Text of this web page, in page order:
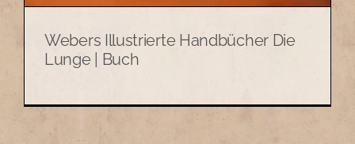
zum Shop
Webers Illustrierte Handbücher Die
Lunge | Buch